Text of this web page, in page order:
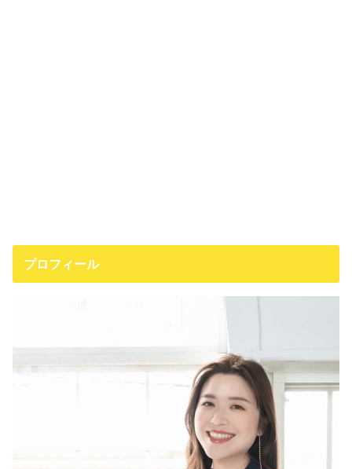
プロフィール